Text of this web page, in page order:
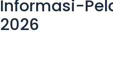
Informasi-
2026